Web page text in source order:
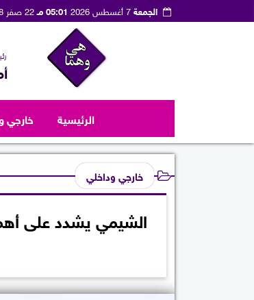
الجمعة7 أغسطس 2026 05:01 مـ 22 صفر 1448
الرئيسية خارجي
خارجي وداخلي
الشيمي يشدد على